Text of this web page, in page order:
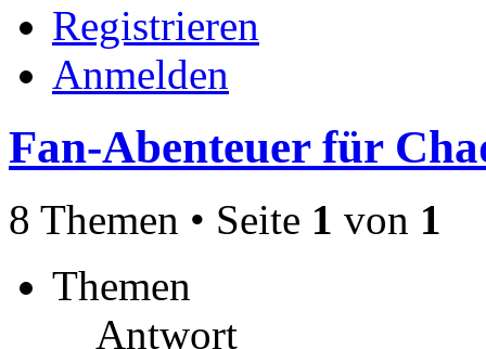
Registrieren
Anmelden
Fan-Abenteuer für
8 Themen • Seite 1 von 1
Themen
Antwort